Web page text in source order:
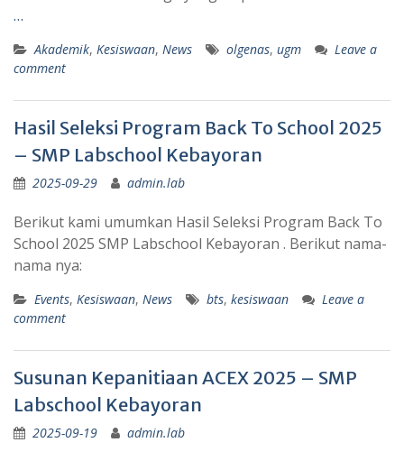
…
Akademik, Kesiswaan, News olgenas, ugm
Leave a
comment
Hasil Seleksi Program Back To School 2025
– SMP Labschool Kebayoran
2025-09-29 admin.lab
Berikut kami umumkan Hasil Seleksi Program Back To
School 2025 SMP Labschool Kebayoran . Berikut nama-
nama nya:
Events, Kesiswaan, News bts, kesiswaan
Leave a
comment
Susunan Kepanitiaan ACEX 2025 – SMP
Labschool Kebayoran
2025-09-19 admin.lab